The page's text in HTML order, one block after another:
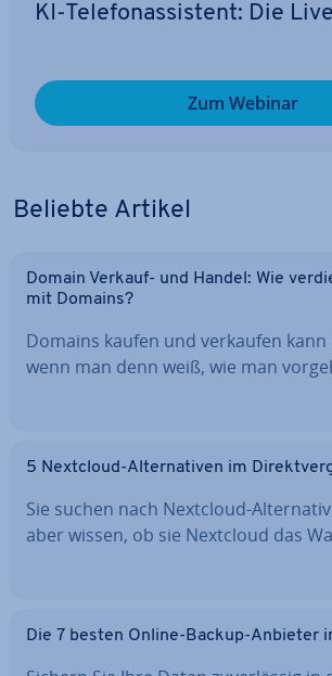
KI-Te­le­fon­as­sis­tent: Die
Zum Webinar
Beliebte Artikel
Domain Verkauf- und Handel: Wie
mit Domains?
Domains kaufen und verkaufen
wenn man denn weiß, wie man
5 Nextcloud-Al­ter­na­ti­ven im
Sie suchen nach Nextcloud-
aber wissen, ob sie Nextcloud das
Die 7 besten Online-Backup-Anbieter